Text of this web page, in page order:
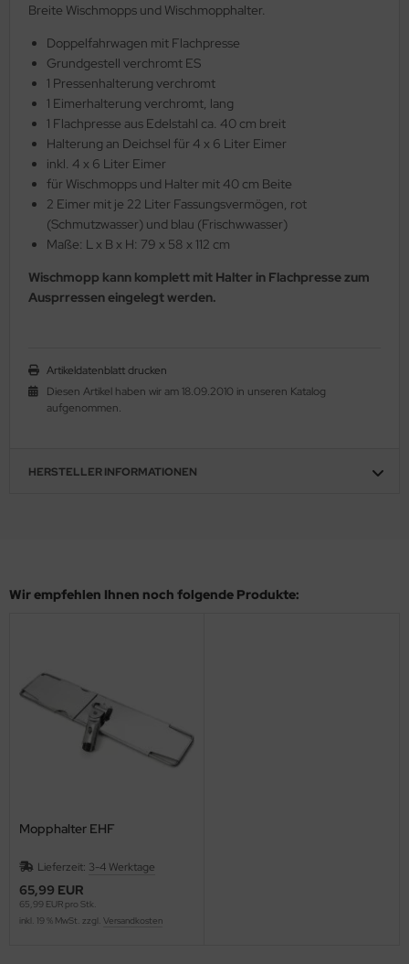
Breite Wischmopps und Wischmopphalter.
Doppelfahrwagen mit Flachpresse
Grundgestell verchromt ES
1 Pressenhalterung verchromt
1 Eimerhalterung verchromt, lang
1 Flachpresse aus Edelstahl ca. 40 cm breit
Halterung an Deichsel für 4 x 6 Liter Eimer
inkl. 4 x 6 Liter Eimer
für Wischmopps und Halter mit 40 cm Beite
2 Eimer mit je 22 Liter Fassungsvermögen, rot
(Schmutzwasser) und blau (Frischwwasser)
Maße: L x B x H: 79 x 58 x 112 cm
Wischmopp kann komplett mit Halter in Flachpresse zum
Ausprressen eingelegt werden.
Artikeldatenblatt drucken
Diesen Artikel haben wir am 18.09.2010 in unseren Katalog
aufgenommen.
HERSTELLER INFORMATIONEN
Wir empfehlen Ihnen noch folgende Produkte:
Mopphalter EHF
Lieferzeit: 3-4 Werktage
65,99 EUR
65,99 EUR pro Stk.
inkl. 19 % MwSt. zzgl. Versandkosten